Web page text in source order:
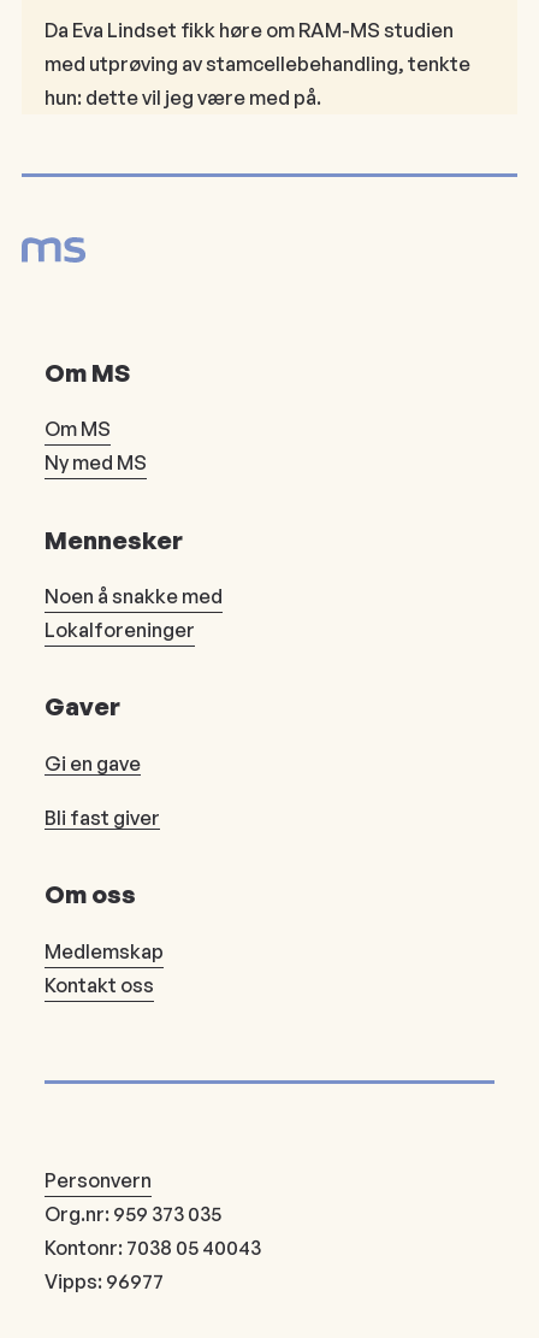
Da Eva Lindset fikk høre om RAM-MS studien
med utprøving av stamcellebehandling, tenkte
hun: dette vil jeg være med på.
Om MS
Om MS
Ny med MS
Mennesker
Noen å snakke med
Lokalforeninger
Gaver
Gi en gave
Bli fast giver
Om oss
Medlemskap
Kontakt oss
Personvern
Org.nr: 959 373 035
Kontonr: 7038 05 40043
Vipps: 96977